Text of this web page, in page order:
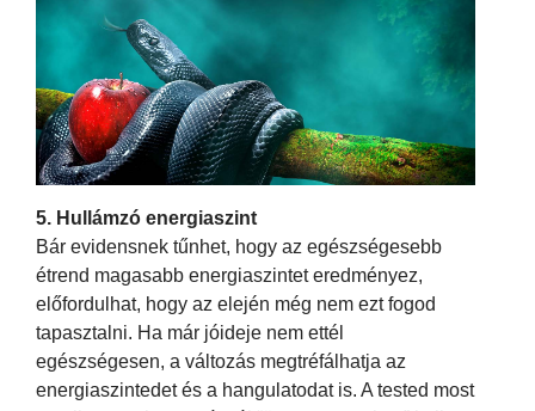
5. Hullámzó energiaszint
Bár evidensnek tűnhet, hogy az egészségesebb
étrend magasabb energiaszintet eredményez,
előfordulhat, hogy az elején még nem ezt fogod
tapasztalni. Ha már jóideje nem ettél
egészségesen, a változás megtréfálhatja az
energiaszintedet és a hangulatodat is. A tested most